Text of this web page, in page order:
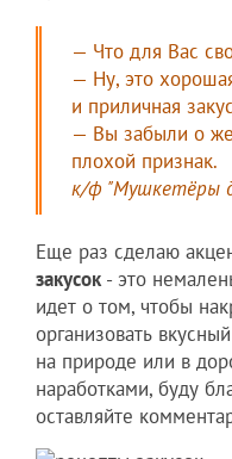
— Что для Вас
— Ну, это
и приличная
— Вы забыли о
плохой признак.
к/ф "Мушкетёры
Еще раз сделаю
закусок- это
идет о том, чтобы
организовать
на природе или в
наработками, буду
оставляйте